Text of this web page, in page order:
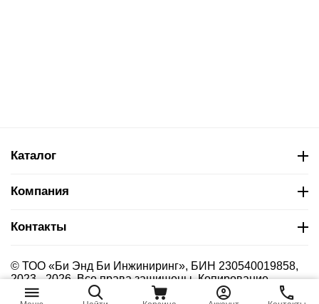
Каталог
Компания
Контакты
© ТОО «Би Энд Би Инжиниринг», БИН 230540019858,
2023 - 2026. Все права защищены. Копирование
материалов сайта без указания страницы-источника